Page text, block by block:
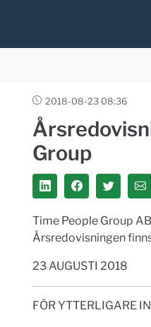
2018-08-23 08:36
Group
Time People Group
Årsredovisningen
23 AUGUSTI 2018
FÖR YTTERLIGARE